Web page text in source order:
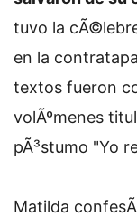
tuvo la
en la
textos fueron
volÃºmenes
pÃ³stumo "Yo
Matilda